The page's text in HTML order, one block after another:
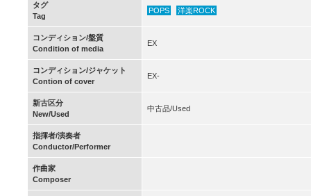
タグ
Tag
POPS 洋楽ROCK
コンディション/盤質
Condition of media
EX
コンディション/ジャケット
Contion of cover
EX-
新古区分
New/Used
中古品/Used
指揮者/演奏者
Conductor/Performer
作曲家
Composer